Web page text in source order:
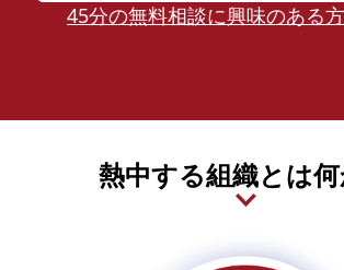
45分の無料相談に興味のある
熱中する組織とは何